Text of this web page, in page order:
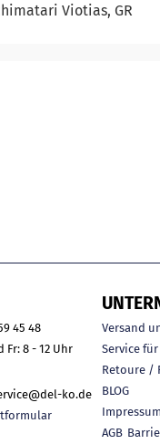
Viotias, GR
45 48
Fr: 8 - 12 Uhr
ko.de
Versand
Service
Retoure /
BLOG
Impressum
AGB